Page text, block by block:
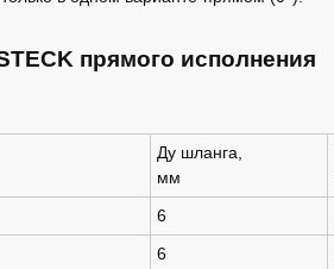
прямого исполнения
Ду шланга,
мм
6
6